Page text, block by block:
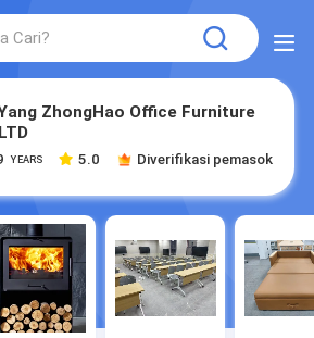
ZhongHao Office Furniture
YEARS 5.0 Diverifikasi pemasok